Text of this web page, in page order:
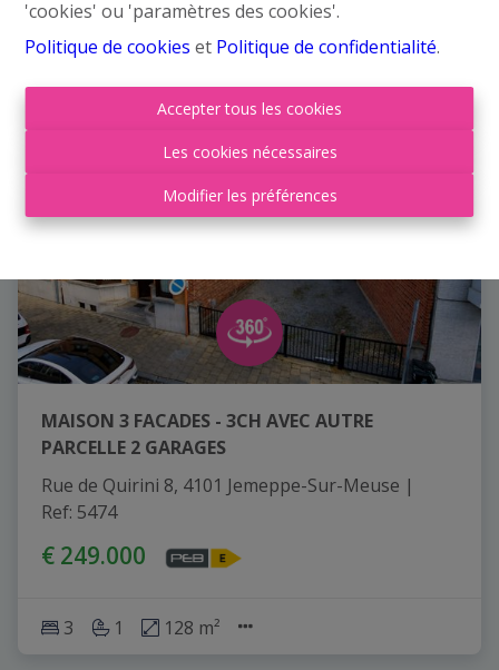
'cookies' ou 'paramètres des cookies'.
Politique de cookies et Politique de confidentialité.
Accepter tous les cookies
Les cookies nécessaires
Modifier les préférences
2 1 110 m²
MAISON 3 FACADES - 3CH AVEC AUTRE
PARCELLE 2 GARAGES
Rue de Quirini 8, 4101 Jemeppe-Sur-Meuse |
Ref: 5474
€ 249.000
3 1 128 m²